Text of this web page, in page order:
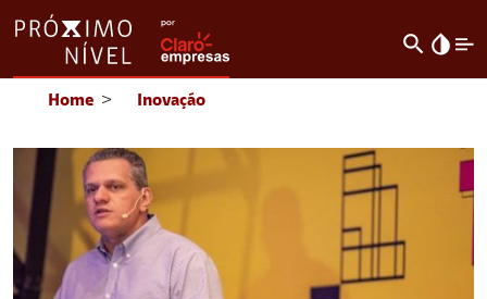
search invert_colors
Home > Inovação